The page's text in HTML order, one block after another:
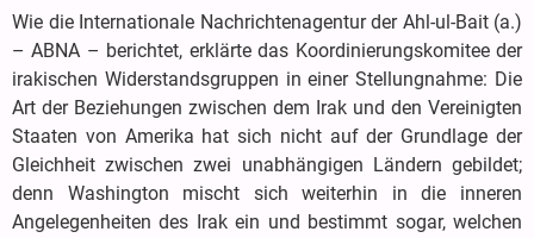
Wie die Internationale Nachrichtenagentur der Ahl-ul-Bait (a.)
– ABNA – berichtet, erklärte das Koordinierungskomitee der
irakischen Widerstandsgruppen in einer Stellungnahme: Die
Art der Beziehungen zwischen dem Irak und den Vereinigten
Staaten von Amerika hat sich nicht auf der Grundlage der
Gleichheit zwischen zwei unabhängigen Ländern gebildet;
denn Washington mischt sich weiterhin in die inneren
Angelegenheiten des Irak ein und bestimmt sogar, welchen